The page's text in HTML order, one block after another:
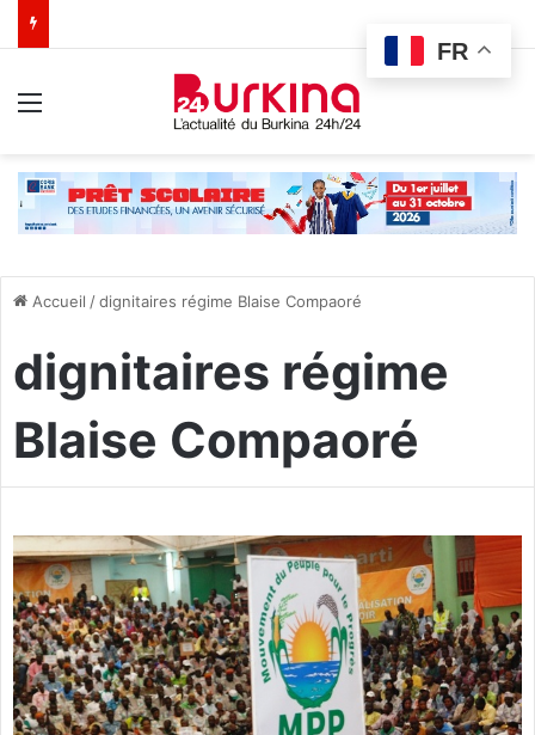
Accueil /dignitaires régime Blaise Compaoré
dignitaires régime
Blaise Compaoré
FR